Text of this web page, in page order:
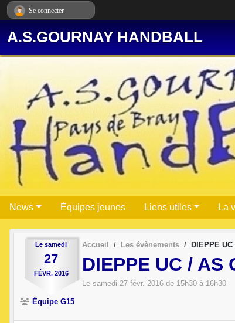
A.S.GOURNAY HANDBALL
News Équipes jeunes Liens utiles La
Le samedi
27
FÉVR. 2016
Accueil Les évènements DIEPPE
DIEPPE UC / AS
Le samedi 27 févr. 2016 de 15h30 à 16h30
Équipe G15
Se connecter
Panneau de gestion des cookies